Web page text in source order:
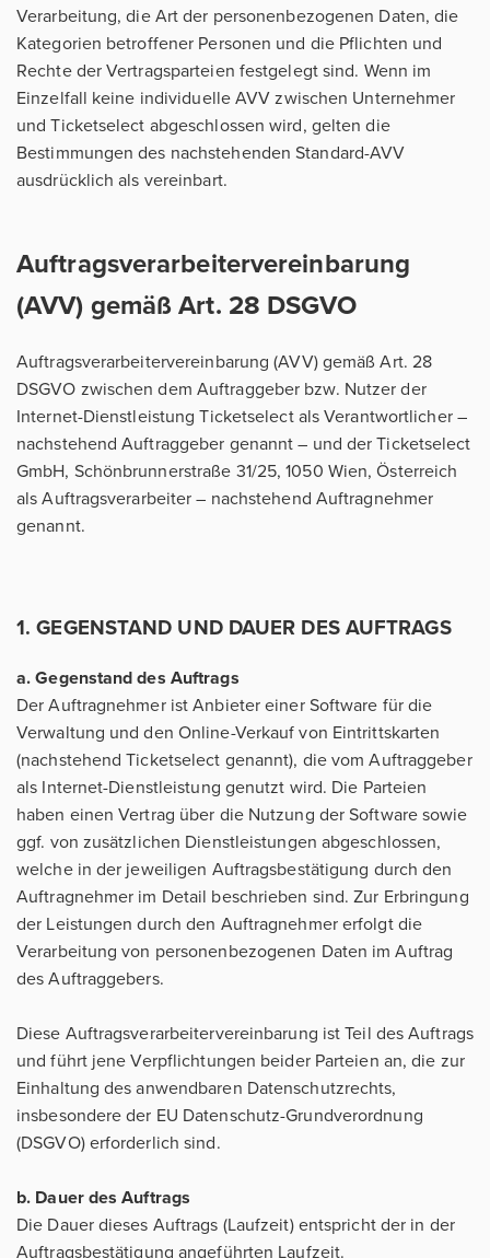
Verarbeitung, die Art der personenbezogenen Daten, die
Kategorien betroffener Personen und die Pflichten und
Rechte der Vertragsparteien festgelegt sind. Wenn im
Einzelfall keine individuelle AVV zwischen Unternehmer
und Ticketselect abgeschlossen wird, gelten die
Bestimmungen des nachstehenden Standard-AVV
ausdrücklich als vereinbart.
Auftragsverarbeitervereinbarung
(AVV) gemäß Art. 28 DSGVO
Auftragsverarbeitervereinbarung (AVV) gemäß Art. 28
DSGVO zwischen dem Auftraggeber bzw. Nutzer der
Internet-Dienstleistung Ticketselect als Verantwortlicher –
nachstehend Auftraggeber genannt – und der Ticketselect
GmbH, Schönbrunnerstraße 31/25, 1050 Wien, Österreich
als Auftragsverarbeiter – nachstehend Auftragnehmer
genannt.
1. GEGENSTAND UND DAUER DES AUFTRAGS
a. Gegenstand des Auftrags
Der Auftragnehmer ist Anbieter einer Software für die
Verwaltung und den Online-Verkauf von Eintrittskarten
(nachstehend Ticketselect genannt), die vom Auftraggeber
als Internet-Dienstleistung genutzt wird. Die Parteien
haben einen Vertrag über die Nutzung der Software sowie
ggf. von zusätzlichen Dienstleistungen abgeschlossen,
welche in der jeweiligen Auftragsbestätigung durch den
Auftragnehmer im Detail beschrieben sind. Zur Erbringung
der Leistungen durch den Auftragnehmer erfolgt die
Verarbeitung von personenbezogenen Daten im Auftrag
des Auftraggebers.
Diese Auftragsverarbeitervereinbarung ist Teil des Auftrags
und führt jene Verpflichtungen beider Parteien an, die zur
Einhaltung des anwendbaren Datenschutzrechts,
insbesondere der EU Datenschutz-Grundverordnung
(DSGVO) erforderlich sind.
b. Dauer des Auftrags
Die Dauer dieses Auftrags (Laufzeit) entspricht der in der
Auftragsbestätigung angeführten Laufzeit.